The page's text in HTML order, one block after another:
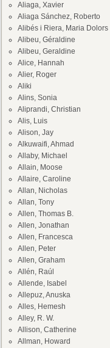
Aliaga, Xavier
Aliaga Sánchez, Roberto
Alibés i Riera, Maria Dolors
Alibeu, Géraldine
Alibeu, Geraldine
Alice, Hannah
Alier, Roger
Aliki
Alins, Sonia
Aliprandi, Christian
Alis, Luis
Alison, Jay
Alkuwaifi, Ahmad
Allaby, Michael
Allain, Moose
Allaire, Caroline
Allan, Nicholas
Allan, Tony
Allen, Thomas B.
Allen, Jonathan
Allen, Francesca
Allen, Peter
Allen, Graham
Allén, Raúl
Allende, Isabel
Allepuz, Anuska
Alles, Hemesh
Alley, R. W.
Allison, Catherine
Allman, Howard